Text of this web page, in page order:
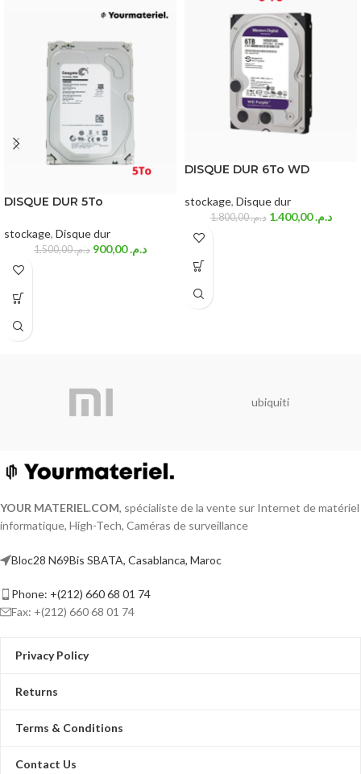
DISQUE DUR 5To
stockage, Disque dur
د.م.1.500,00 د.م.900,00
DISQUE DUR 6To WD
stockage, Disque dur
د.م.1.800,00 د.م.1.400,00
ubiquiti
YOUR MATERIEL.COM, spécialiste de la vente sur Internet de matériel
informatique, High-Tech, Caméras de surveillance
Bloc28 N69Bis SBATA, Casablanca, Maroc
Phone: +(212) 660 68 01 74
Fax: +(212) 660 68 01 74
Privacy Policy
Returns
Terms & Conditions
Contact Us